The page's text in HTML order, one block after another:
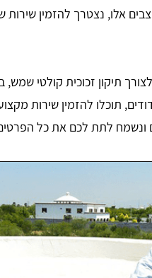
אלו, נצטרך להזמין שירות
תיקון זכוכית קולטי
תוכלו להזמין שירות
ונשמח לתת לכם את כל